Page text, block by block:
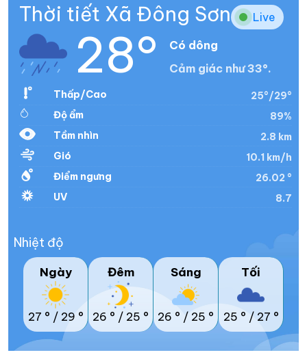
Thời tiết Xã Đông Sơn Live
28°
Có dông
Cảm giác như 33°.
Thấp/Cao
25°/29°
Độ ẩm
89%
Tầm nhìn
2.8 km
Gió
10.1 km/h
Điểm ngưng
26.02 °
UV
8.7
Nhiệt độ
Ngày
27 ° / 29 °
Đêm
26 ° / 25 °
Sáng
26 ° / 25 °
Tối
25 ° / 27 °